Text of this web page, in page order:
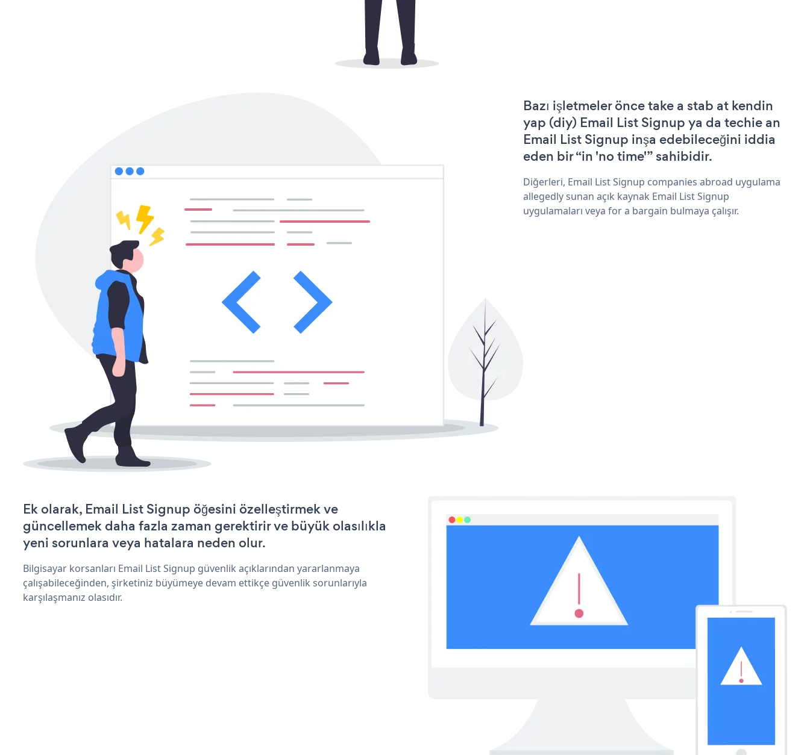
Bazı işletmeler önce take a stab at kendin
yap (diy) Email List Signup ya da techie an
Email List Signup inşa edebileceğini iddia
eden bir “in 'no time'” sahibidir.
Diğerleri, Email List Signup companies abroad uygulama
allegedly sunan açık kaynak Email List Signup
uygulamaları veya for a bargain bulmaya çalışır.
Ek olarak, Email List Signup öğesini özelleştirmek ve
güncellemek daha fazla zaman gerektirir ve büyük olasılıkla
yeni sorunlara veya hatalara neden olur.
Bilgisayar korsanları Email List Signup güvenlik açıklarından yararlanmaya
çalışabileceğinden, şirketiniz büyümeye devam ettikçe güvenlik sorunlarıyla
karşılaşmanız olasıdır.